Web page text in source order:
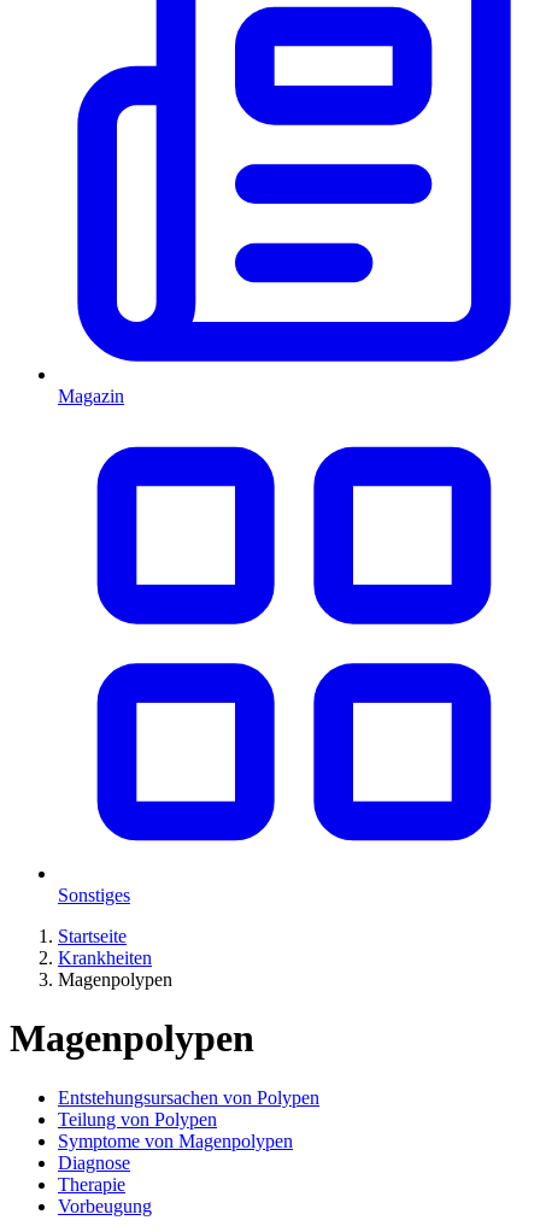
Magazin
Sonstiges
Startseite
Krankheiten
Magenpolypen
Magenpolypen
Entstehungsursachen von Polypen
Teilung von Polypen
Symptome von Magenpolypen
Diagnose
Therapie
Vorbeugung